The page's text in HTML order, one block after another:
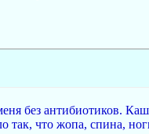
без антибиотиков.
так, что жопа, спина,